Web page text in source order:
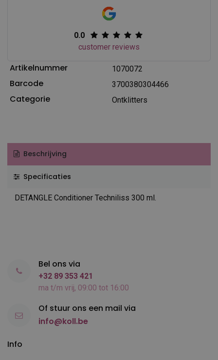
0.0
customer reviews
Artikelnummer 1070072
Barcode 3700380304466
Categorie Ontklitters
Beschrijving
Specificaties
DETANGLE Conditioner Techniliss 300 ml.
Info
Bel ons via
+32 89 353 421
ma t/m vrij, 09:00 tot 16:00
Of stuur ons een mail via
info@koll.be